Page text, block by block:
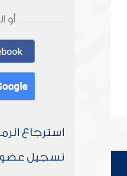
أو
استرجاع
تسجيل